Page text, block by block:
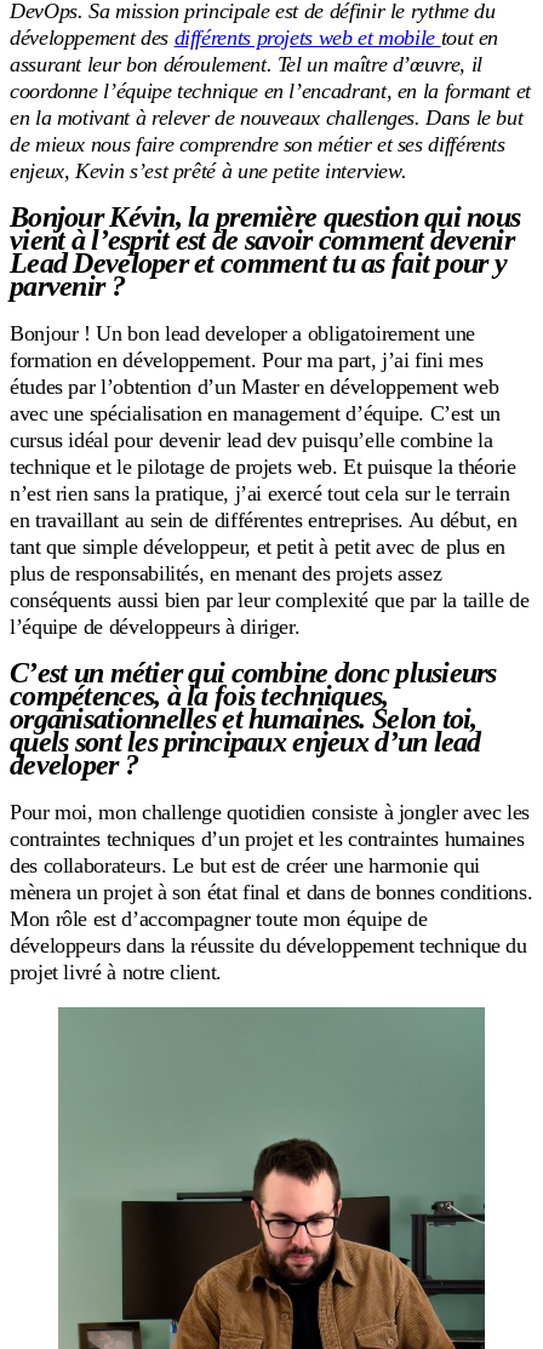
DevOps. Sa mission principale est de définir le rythme du
développement des différents projets web et mobile tout en
assurant leur bon déroulement. Tel un maître d’œuvre, il
coordonne l’équipe technique en l’encadrant, en la formant et
en la motivant à relever de nouveaux challenges. Dans le but
de mieux nous faire comprendre son métier et ses différents
enjeux, Kevin s’est prêté à une petite interview.
Bonjour Kévin, la première question qui nous
vient à l’esprit est de savoir comment devenir
Lead Developer et comment tu as fait pour y
parvenir ?
Bonjour ! Un bon lead developer a obligatoirement une
formation en développement. Pour ma part, j’ai fini mes
études par l’obtention d’un Master en développement web
avec une spécialisation en management d’équipe. C’est un
cursus idéal pour devenir lead dev puisqu’elle combine la
technique et le pilotage de projets web. Et puisque la théorie
n’est rien sans la pratique, j’ai exercé tout cela sur le terrain
en travaillant au sein de différentes entreprises. Au début, en
tant que simple développeur, et petit à petit avec de plus en
plus de responsabilités, en menant des projets assez
conséquents aussi bien par leur complexité que par la taille de
l’équipe de développeurs à diriger.
C’est un métier qui combine donc plusieurs
compétences, à la fois techniques,
organisationnelles et humaines. Selon toi,
quels sont les principaux enjeux d’un lead
developer ?
Pour moi, mon challenge quotidien consiste à jongler avec les
contraintes techniques d’un projet et les contraintes humaines
des collaborateurs. Le but est de créer une harmonie qui
mènera un projet à son état final et dans de bonnes conditions.
Mon rôle est d’accompagner toute mon équipe de
développeurs dans la réussite du développement technique du
projet livré à notre client.